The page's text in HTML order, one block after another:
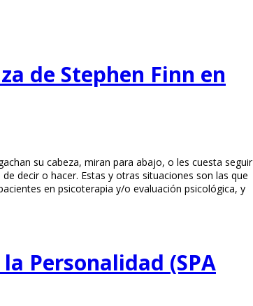
de Stephen Finn en
su cabeza, miran para abajo, o les cuesta seguir
decir o hacer. Estas y otras situaciones son las que
en psicoterapia y/o evaluación psicológica, y
Personalidad (SPA